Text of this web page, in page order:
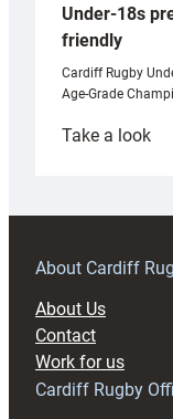
Under-18s
friendly
Cardiff Rugby
Age-Grade
Take a look:
About Cardiff
About Us
Contact
Work for us
Cardiff Rugby